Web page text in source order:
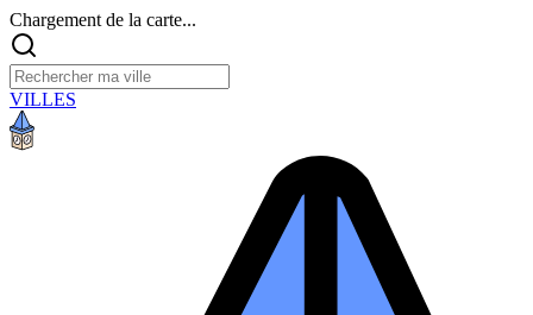
Chargement de la carte...
VILLES